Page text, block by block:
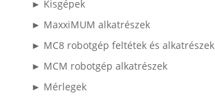
► Kisgépek
► MaxxiMUM alkatrészek
► MC8 robotgép feltétek és alkatrészek
► MCM robotgép alkatrészek
► Mérlegek